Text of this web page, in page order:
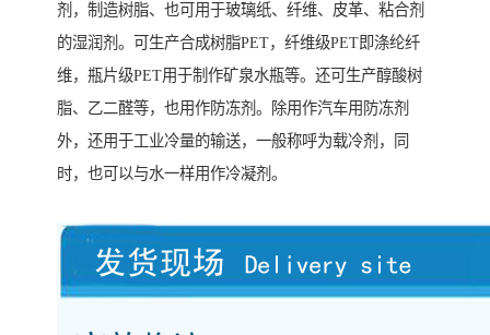
剂，制造树脂、也可用于玻璃纸、纤维、皮革、粘合剂
的湿润剂。可生产合成树脂PET，纤维级PET即涤纶纤
维，瓶片级PET用于制作矿泉水瓶等。还可生产醇酸树
脂、乙二醛等，也用作防冻剂。除用作汽车用防冻剂
外，还用于工业冷量的输送，一般称呼为载冷剂，同
时，也可以与水一样用作冷凝剂。